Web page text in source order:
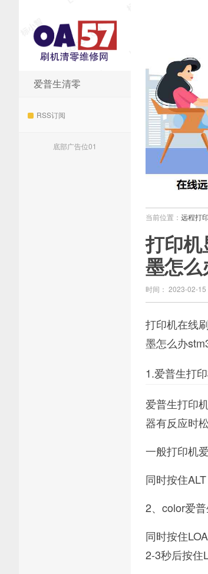
爱普生清零
RSS订阅
底部广告位01
当前位置： 远程打
打印
墨怎么
时间： 2023-02-15
打印机在线
墨怎么办
1.爱普生打
爱普生打印
器有反应时
一般打印机
同时按住
2、color爱普
同时按住
2-3秒后按住